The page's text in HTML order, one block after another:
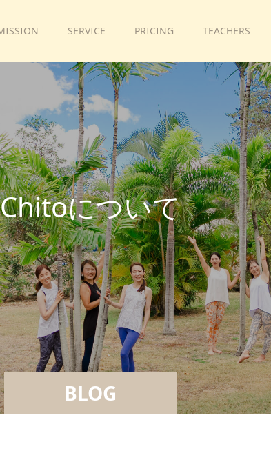
SERVICE PRICING TEACHERS
BLOG
Chitoについて
ライベートか